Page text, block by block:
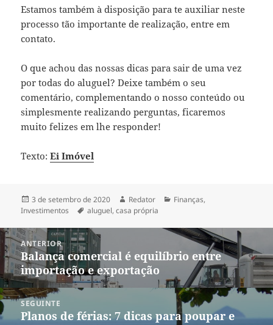
Estamos também à disposição para te auxiliar neste
processo tão importante de realização, entre em
contato.
O que achou das nossas dicas para sair de uma vez
por todas do aluguel? Deixe também o seu
comentário, complementando o nosso conteúdo ou
simplesmente realizando perguntas, ficaremos
muito felizes em lhe responder!
Texto:Ei Imóvel
Publicado
em
3 de setembro de 2020 Autor
Redator Categorias
Finanças,
Investimentos
Tags
aluguel,casa própria
Navegação
de
Post
ANTERIOR
Post
anterior:
Balança comercial é equilíbrio entre
importação e exportação
SEGUINTE
Próximo
Planos de férias: 7 dicas para poupar e